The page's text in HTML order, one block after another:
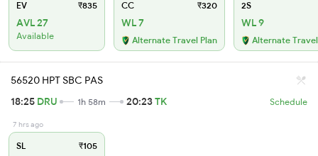
EV ₹835
AVL 27
Available
CC ₹320
WL 7
Alternate Travel Plan
2S
WL 9
Alternate
56520 HPT SBC PAS
18:25 DRU 1h 58m 20:23TK Schedule
7 hrs ago
SL ₹105